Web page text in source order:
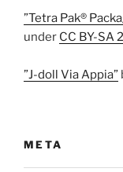
”Tetra Pak®
under CC BY-SA
”J-doll Via Appia”
META